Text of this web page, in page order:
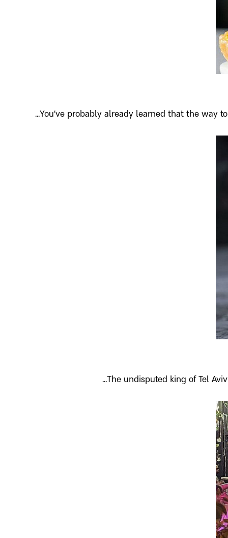
You’ve probably already learned that the way
The undisputed king of Tel